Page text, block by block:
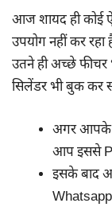
आज शायद ही कोई
उपयोग नहीं कर
उतने ही अच्छे
सिलेंडर भी बुक कर
अगर आपके
आप इससे
इसके बाद